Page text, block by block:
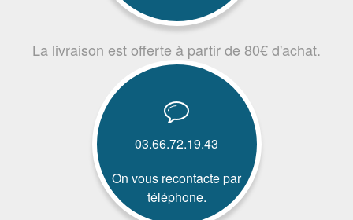
La livraison est offerte à partir de 80€ d'achat.
03.66.72.19.43
On vous recontacte par
téléphone.